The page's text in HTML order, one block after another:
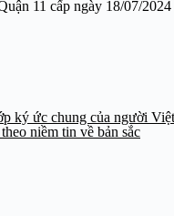
11 cấp ngày 18/07/2024
ký ức chung của người Việt
niềm tin về bản sắc